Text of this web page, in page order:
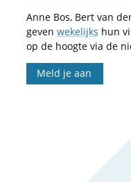
Anne Bos, Bert van
geven wekelijks hun
op de hoogte via de
Meld je aan